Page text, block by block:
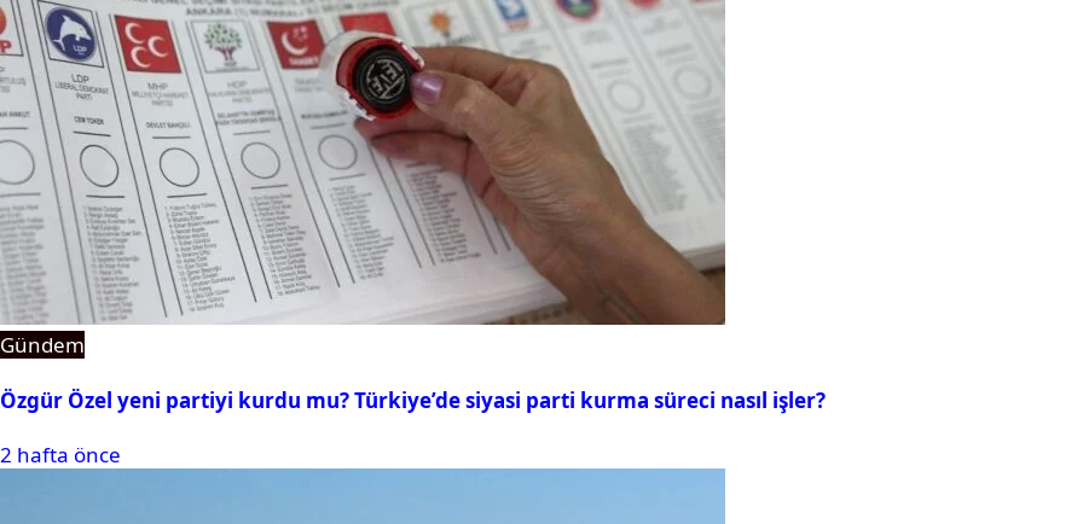
Gündem
Özgür Özel yeni partiyi kurdu mu? Türkiye’de siyasi parti kurma süreci nasıl işler?
2 hafta önce